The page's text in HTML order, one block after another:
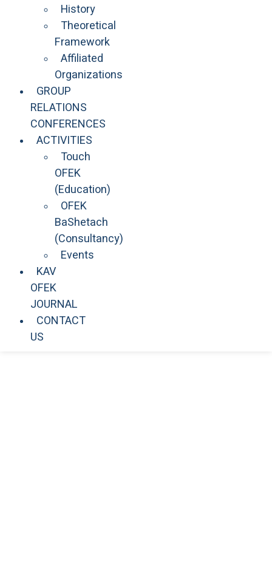
History
Theoretical
Framework
Affiliated
Organizations
GROUP
RELATIONS
CONFERENCES
ACTIVITIES
Touch
OFEK
(Education)
OFEK
BaShetach
(Consultancy)
Events
KAV
OFEK
JOURNAL
CONTACT
US